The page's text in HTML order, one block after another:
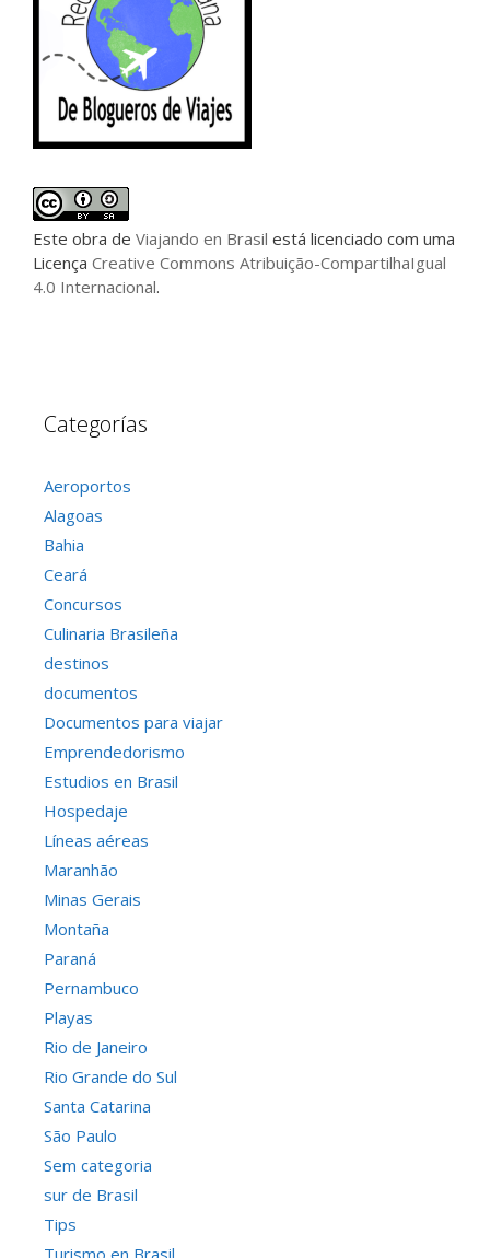
Este obra de Viajando en Brasil está licenciado com uma
Licença Creative Commons Atribuição-CompartilhaIgual
4.0 Internacional.
Categorías
Aeroportos
Alagoas
Bahia
Ceará
Concursos
Culinaria Brasileña
destinos
documentos
Documentos para viajar
Emprendedorismo
Estudios en Brasil
Hospedaje
Líneas aéreas
Maranhão
Minas Gerais
Montaña
Paraná
Pernambuco
Playas
Rio de Janeiro
Rio Grande do Sul
Santa Catarina
São Paulo
Sem categoria
sur de Brasil
Tips